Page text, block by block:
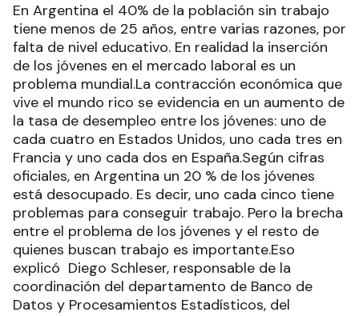
En Argentina el 40% de la población sin trabajo
tiene menos de 25 años, entre varias razones, por
falta de nivel educativo. En realidad la inserción
de los jóvenes en el mercado laboral es un
problema mundial.La contracción económica que
vive el mundo rico se evidencia en un aumento de
la tasa de desempleo entre los jóvenes: uno de
cada cuatro en Estados Unidos, uno cada tres en
Francia y uno cada dos en España.Según cifras
oficiales, en Argentina un 20 % de los jóvenes
está desocupado. Es decir, uno cada cinco tiene
problemas para conseguir trabajo. Pero la brecha
entre el problema de los jóvenes y el resto de
quienes buscan trabajo es importante.Eso
explicó Diego Schleser, responsable de la
coordinación del departamento de Banco de
Datos y Procesamientos Estadísticos, del